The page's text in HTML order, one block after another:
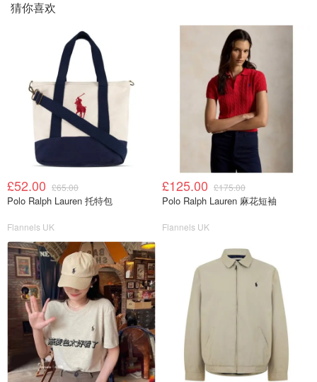
猜你喜欢
£52.00 £65.00
Polo Ralph Lauren 托特包
Flannels UK
£125.00 £175.00
Polo Ralph Lauren 麻花短袖
Flannels UK